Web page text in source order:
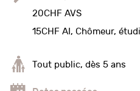
20CHF AVS
15CHF AI, Chômeur,
Tout public, dès 5 ans